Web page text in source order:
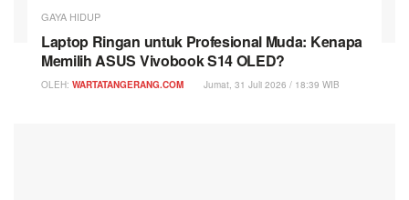
GAYA HIDUP
Laptop Ringan untuk Profesional Muda: Kenapa
Memilih ASUS Vivobook S14 OLED?
OLEH: WARTATANGERANG.COM Jumat, 31 Juli 2026 / 18:39 WIB